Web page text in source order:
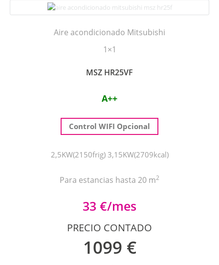
Aire acondicionado Mitsubishi
1×1
MSZ HR25VF
A++
Control WIFI Opcional
2,5KW(2150frig) 3,15KW(2709kcal)
Para estancias hasta 20 m2
33 €/mes
PRECIO CONTADO
1099 €